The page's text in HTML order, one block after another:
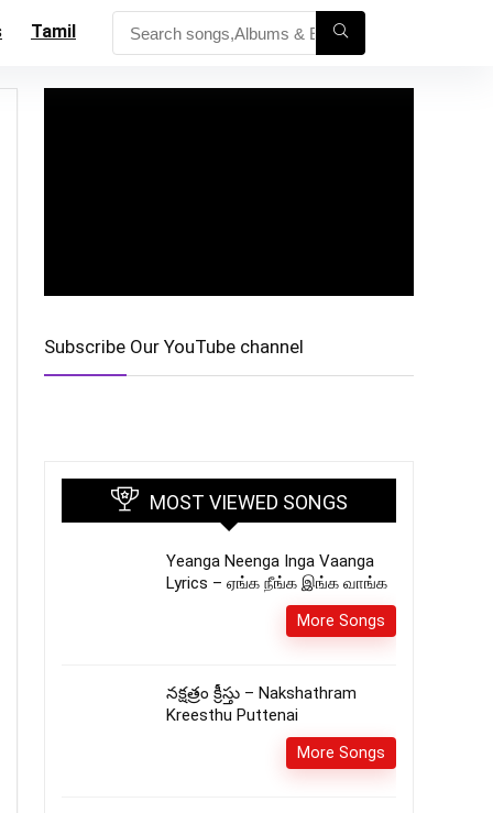
Tamil
Subscribe Our YouTube channel
MOST VIEWED SONGS
Yeanga Neenga Inga Vaanga
Lyrics – ஏங்க நீங்க இங்க வாங்க
More Songs
నక్షత్రం క్రీస్తు – Nakshathram
Kreesthu Puttenai
More Songs